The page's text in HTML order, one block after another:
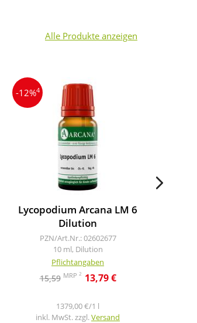
Alle Produkte anzeigen
-12%4
Lycopodium Arcana LM 6
Dilution
PZN/Art.Nr.: 02602677
10 ml, Dilution
Pflichtangaben
15,59 MRP 2 13,79 €
1379,00 €/1 l
inkl. MwSt. zzgl.Versand